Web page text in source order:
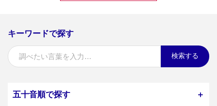
キーワードで探す
検索する
五十音順で探す ＋